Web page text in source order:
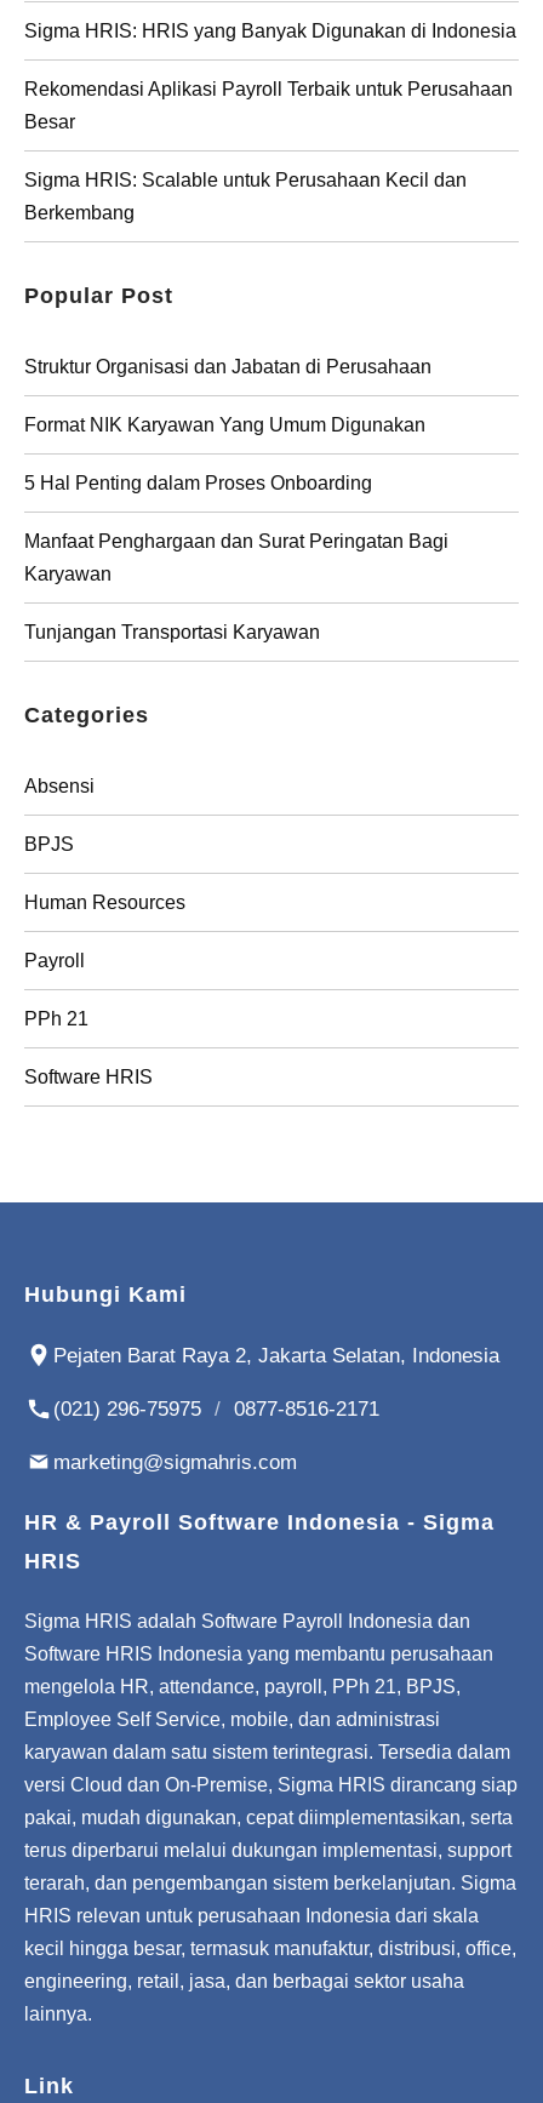
Sigma HRIS: HRIS yang Banyak Digunakan di Indonesia
Rekomendasi Aplikasi Payroll Terbaik untuk Perusahaan
Besar
Sigma HRIS: Scalable untuk Perusahaan Kecil dan
Berkembang
Popular Post
Struktur Organisasi dan Jabatan di Perusahaan
Format NIK Karyawan Yang Umum Digunakan
5 Hal Penting dalam Proses Onboarding
Manfaat Penghargaan dan Surat Peringatan Bagi
Karyawan
Tunjangan Transportasi Karyawan
Categories
Absensi
BPJS
Human Resources
Payroll
PPh 21
Software HRIS
Hubungi Kami
Pejaten Barat Raya 2, Jakarta Selatan, Indonesia
(021) 296-75975 / 0877-8516-2171
marketing@sigmahris.com
HR & Payroll Software Indonesia - Sigma
HRIS
Sigma HRIS adalah Software Payroll Indonesia dan
Software HRIS Indonesia yang membantu perusahaan
mengelola HR, attendance, payroll, PPh 21, BPJS,
Employee Self Service, mobile, dan administrasi
karyawan dalam satu sistem terintegrasi. Tersedia dalam
versi Cloud dan On-Premise, Sigma HRIS dirancang siap
pakai, mudah digunakan, cepat diimplementasikan, serta
terus diperbarui melalui dukungan implementasi, support
terarah, dan pengembangan sistem berkelanjutan. Sigma
HRIS relevan untuk perusahaan Indonesia dari skala
kecil hingga besar, termasuk manufaktur, distribusi, office,
engineering, retail, jasa, dan berbagai sektor usaha
lainnya.
Link